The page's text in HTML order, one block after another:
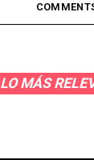
LO MÁS